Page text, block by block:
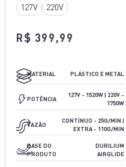
127V 220V
R$ 399,99
MATERIAL PLÁSTICO E METAL
POTÊNCIA
127V - 1520W | 220V -
1750W
VAZÃO
CONTÍNUO - 25G/MIN |
EXTRA - 110G/MIN
BASE DO
PRODUTO
DURILIUM
AIRGLIDE
1520W
N/A
N/A
2M